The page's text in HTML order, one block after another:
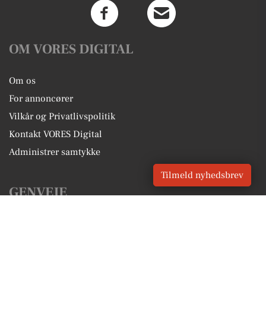
OM VORES DIGITAL
Om os
For annoncører
Vilkår og Privatlivspolitik
Kontakt VORES Digital
Administrer samtykke
GENVEJE
Tilmeld nyhedsbrev